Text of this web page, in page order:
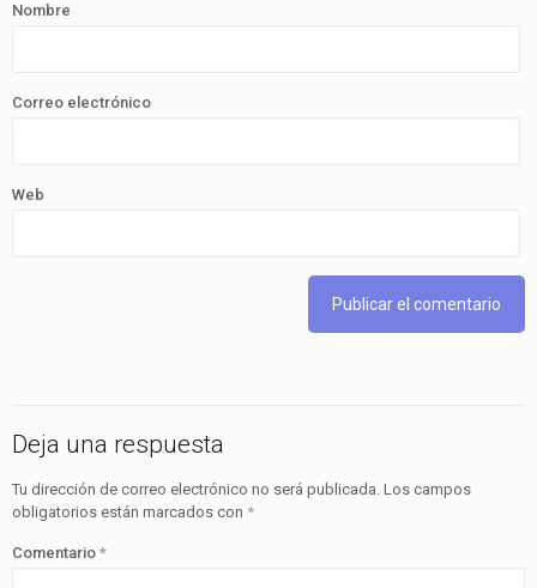
Nombre
Correo electrónico
Web
Deja una respuesta
Tu dirección de correo electrónico no será publicada. Los campos
obligatorios están marcados con *
Comentario *